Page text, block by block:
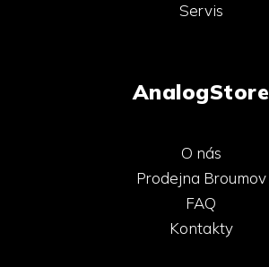
Servis
AnalogStore
O nás
Prodejna Broumov
FAQ
Kontakty